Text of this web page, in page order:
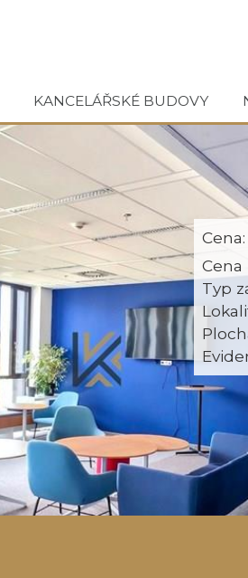
KANCELÁŘSKÉ BUDOVY
Cena:
Cena
Typ